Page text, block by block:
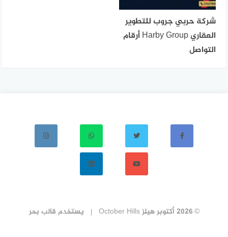
شركة حربي جروب للتطوير
العقاري Harby Group أرقام
التواصل
© 2026 أكتوبر هيلز October Hills يستخدم قالب بحر